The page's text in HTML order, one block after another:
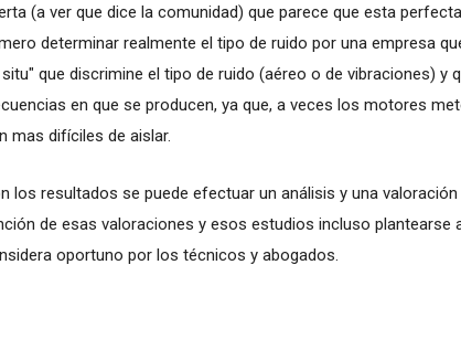
(a ver que dice la comunidad) que parece que esta
determinar realmente el tipo de ruido por una empresa
que discrimine el tipo de ruido (aéreo o de vibraciones) y
en que se producen, ya que, a veces los motores
mas difíciles de aislar.
los resultados se puede efectuar un análisis y una
de esas valoraciones y esos estudios incluso plantearse
oportuno por los técnicos y abogados.